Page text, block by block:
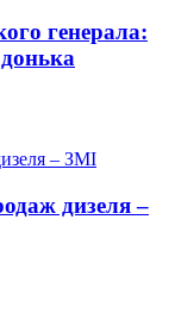
генерала:
дизеля –